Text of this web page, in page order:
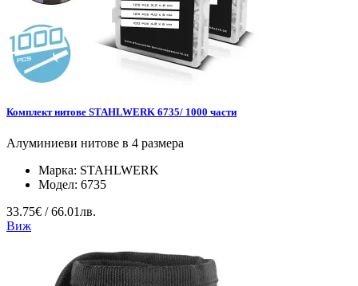
Комплект нитове STAHLWERK 6735/ 1000 части
Алуминиеви нитове в 4 размера
Марка: STAHLWERK
Модел: 6735
33.75€ / 66.01лв.
Виж